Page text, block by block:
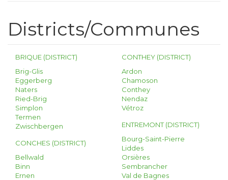
Districts/Communes
BRIQUE (DISTRICT)
Brig-Glis
Eggerberg
Naters
Ried-Brig
Simplon
Termen
Zwischbergen
CONCHES (DISTRICT)
Bellwald
Binn
Ernen
CONTHEY (DISTRICT)
Ardon
Chamoson
Conthey
Nendaz
Vétroz
ENTREMONT (DISTRICT)
Bourg-Saint-Pierre
Liddes
Orsières
Sembrancher
Val de Bagnes